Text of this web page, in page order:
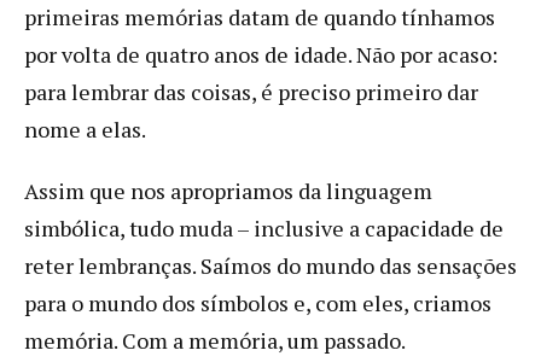
primeiras memórias datam de quando tínhamos
por volta de quatro anos de idade. Não por acaso:
para lembrar das coisas, é preciso primeiro dar
nome a elas.
Assim que nos apropriamos da linguagem
simbólica, tudo muda – inclusive a capacidade de
reter lembranças. Saímos do mundo das sensações
para o mundo dos símbolos e, com eles, criamos
memória. Com a memória, um passado.